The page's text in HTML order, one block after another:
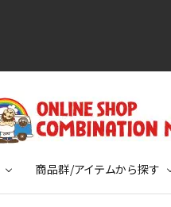
商品群/アイテムから探す